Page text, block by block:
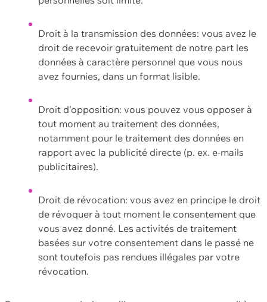
Droit à la transmission des données: vous avez le
droit de recevoir gratuitement de notre part les
données à caractère personnel que vous nous
avez fournies, dans un format lisible.
Droit d'opposition: vous pouvez vous opposer à
tout moment au traitement des données,
notamment pour le traitement des données en
rapport avec la publicité directe (p. ex. e-mails
publicitaires).
Droit de révocation: vous avez en principe le droit
de révoquer à tout moment le consentement que
vous avez donné. Les activités de traitement
basées sur votre consentement dans le passé ne
sont toutefois pas rendues illégales par votre
révocation.